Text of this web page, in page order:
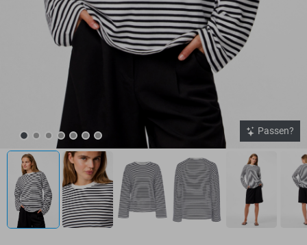
Passen?